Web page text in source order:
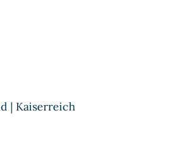
| Kaiserreich